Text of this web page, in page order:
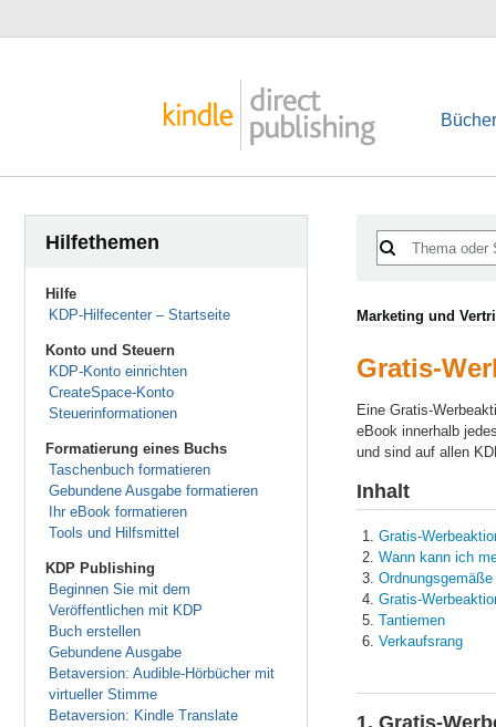
Hilfethemen
Hilfe
KDP-Hilfecenter – Startseite
Konto und Steuern
KDP-Konto einrichten
CreateSpace-Konto
Steuerinformationen
Formatierung eines Buchs
Taschenbuch formatieren
Gebundene Ausgabe formatieren
Ihr eBook formatieren
Tools und Hilfsmittel
KDP Publishing
Beginnen Sie mit dem
Veröffentlichen mit KDP
Buch erstellen
Gebundene Ausgabe
Betaversion: Audible-Hörbücher mit
virtueller Stimme
Betaversion: Kindle Translate
Marketing und
Gratis-
Eine Gratis-
eBook innerhalb
und sind auf allen
Inhalt
Gratis-
Wann kann ich
Gratis-
Tantiemen
Verkaufsrang
1. Gratis-